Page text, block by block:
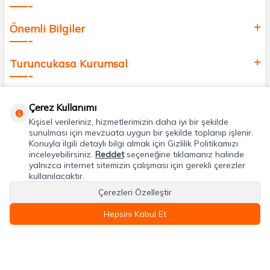
Önemli Bilgiler
Turuncukasa Kurumsal
Uygulamalarımız
Adres & İletişim
Çerez Kullanımı
Kişisel verileriniz, hizmetlerimizin daha iyi bir şekilde
sunulması için mevzuata uygun bir şekilde toplanıp işlenir.
Konuyla ilgili detaylı bilgi almak için Gizlilik Politikamızı
inceleyebilirsiniz. Reddetseçeneğine tıklamanız halinde
yalnızca internet sitemizin çalışması için gerekli çerezler
kullanılacaktır.
Çerezleri Özelleştir
Hepsini Kabul Et